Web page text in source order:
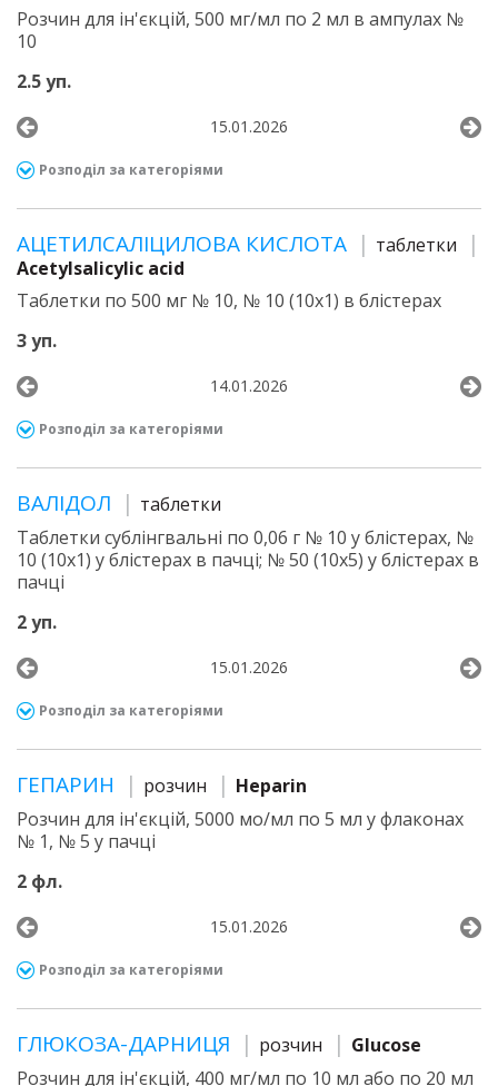
Розчин для ін'єкцій, 500 мг/мл по 2 мл в ампулах №
10
2.5 уп.
15.01.2026
Розподіл за категоріями
АЦЕТИЛСАЛІЦИЛОВА КИСЛОТА
таблетки
Acetylsalicylic acid
Таблетки по 500 мг № 10, № 10 (10х1) в блістерах
3 уп.
14.01.2026
Розподіл за категоріями
ВАЛІДОЛ
таблетки
Таблетки сублінгвальні по 0,06 г № 10 у блістерах, №
10 (10х1) у блістерах в пачці; № 50 (10х5) у блістерах в
пачці
2 уп.
15.01.2026
Розподіл за категоріями
ГЕПАРИН розчин
Heparin
Розчин для ін'єкцій, 5000 мо/мл по 5 мл у флаконах
№ 1, № 5 у пачці
2 фл.
15.01.2026
Розподіл за категоріями
ГЛЮКОЗА-ДАРНИЦЯ розчин
Glucose
Розчин для ін'єкцій, 400 мг/мл по 10 мл або по 20 мл